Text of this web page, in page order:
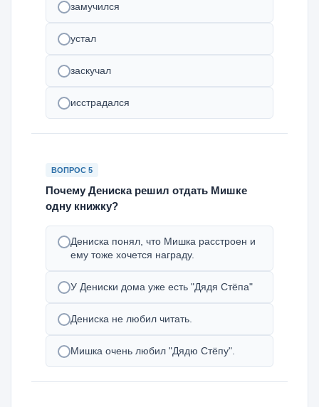
замучился
устал
заскучал
исстрадался
ВОПРОС 5
Почему Дениска решил отдать Мишке
одну книжку?
Дениска понял, что Мишка расстроен и
ему тоже хочется награду.
У Дениски дома уже есть "Дядя Стёпа"
Дениска не любил читать.
Мишка очень любил "Дядю Стёпу".